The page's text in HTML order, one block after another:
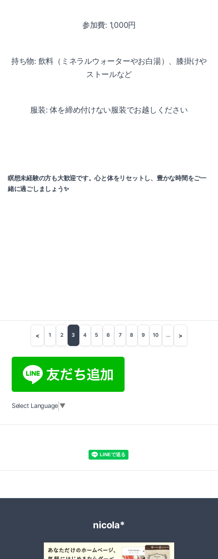
参加費: 1,000円
持ち物: 飲料（ミネラルウォーターやお白湯）、膝掛けや
ストールなど
服装: 体を締め付けない服装でお越しください
瞑想未経験の方も大歓迎です。心と体をリセットし、豊かな時間をご一
緒に過ごしましょう✨
< 1 2 3 4 5 6 7 8 9 10 ... >
Select Language ▼
nicola*